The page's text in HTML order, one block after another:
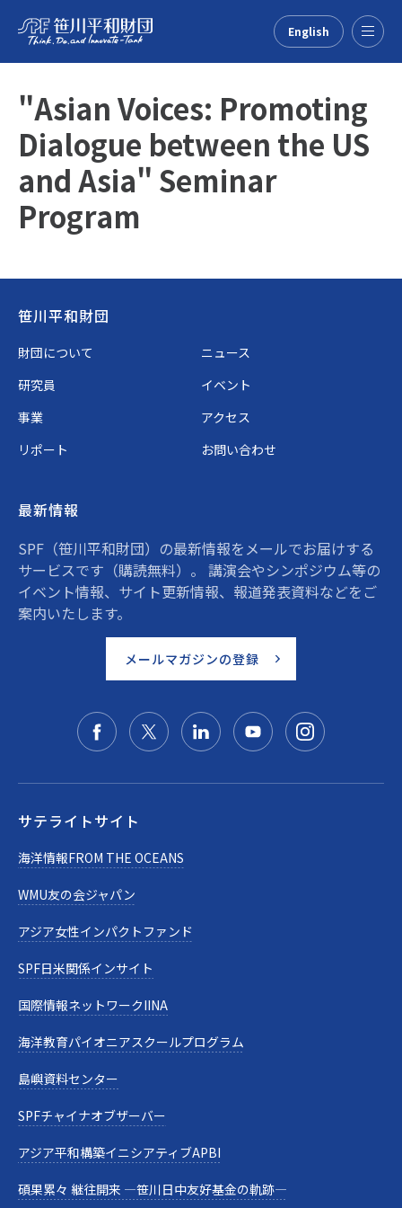
English
"Asian Voices: Promoting
Dialogue between the US
and Asia" Seminar
Program
Footer
笹川平和財団
財団について
ニュース
研究員
イベント
事業
アクセス
リポート
お問い合わせ
最新情報
SPF（笹川平和財団）の最新情報をメールでお届けする
サービスです（購読無料）。 講演会やシンポジウム等の
イベント情報、サイト更新情報、報道発表資料などをご
案内いたします。
メールマガジンの登録
サテライトサイト
海洋情報FROM THE OCEANS
WMU友の会ジャパン
アジア女性インパクトファンド
SPF日米関係インサイト
国際情報ネットワークIINA
海洋教育パイオニアスクールプログラム
島嶼資料センター
SPFチャイナオブザーバー
アジア平和構築イニシアティブAPBI
碩果累々 継往開来 —笹川日中友好基金の軌跡—